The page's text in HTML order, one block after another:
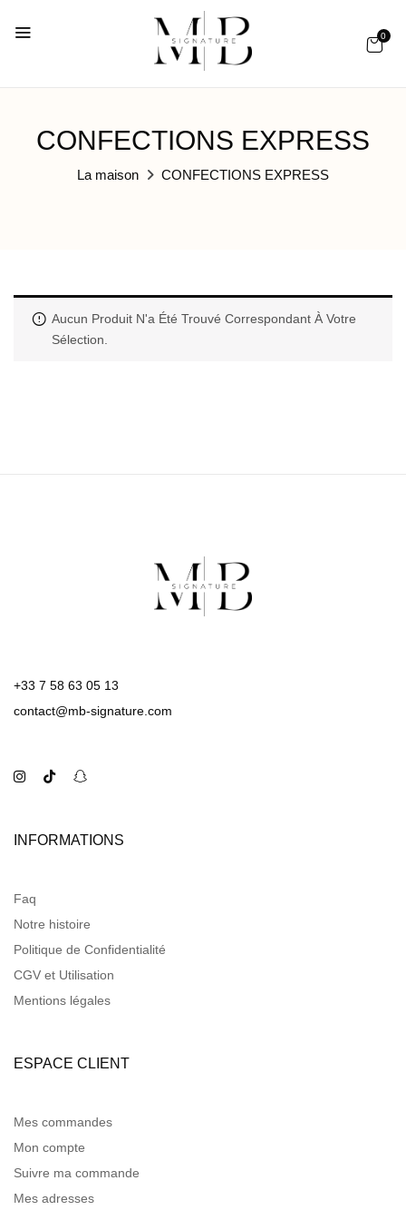
0
CONFECTIONS EXPRESS
La maison CONFECTIONS EXPRESS
Aucun Produit N'a Été Trouvé Correspondant À Votre
Sélection.
+33 7 58 63 05 13
contact@mb-signature.com
INFORMATIONS
Faq
Notre histoire
Politique de Confidentialité
CGV et Utilisation
Mentions légales
ESPACE CLIENT
Mes commandes
Mon compte
Suivre ma commande
Mes adresses